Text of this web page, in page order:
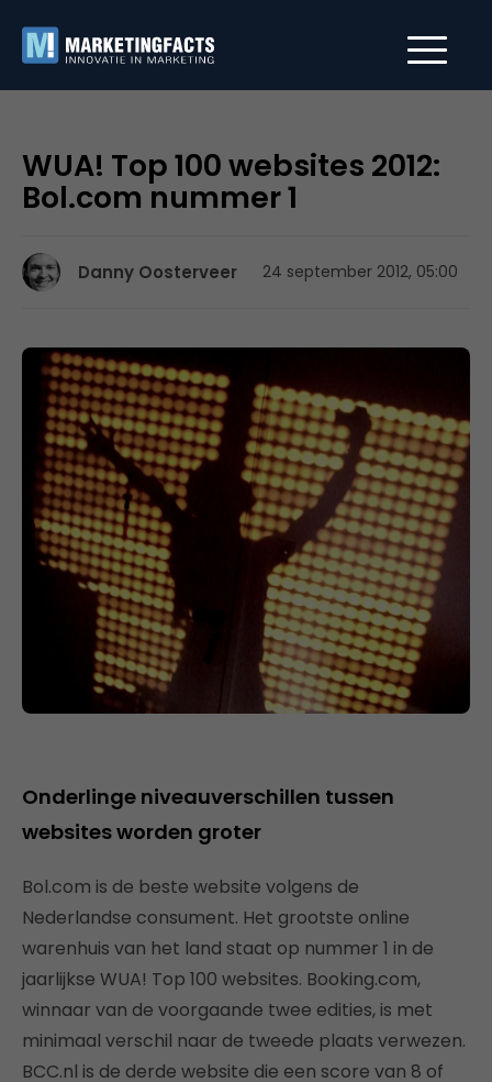
WUA! Top 100 websites 2012:
Bol.com nummer 1
Danny Oosterveer 24 september 2012, 05:00
Onderlinge niveauverschillen tussen
websites worden groter
Bol.com is de beste website volgens de
Nederlandse consument. Het grootste online
warenhuis van het land staat op nummer 1 in de
jaarlijkse WUA! Top 100 websites. Booking.com,
winnaar van de voorgaande twee edities, is met
minimaal verschil naar de tweede plaats verwezen.
BCC.nl is de derde website die een score van 8 of